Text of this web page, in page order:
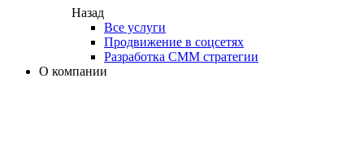
Назад
Все услуги
Продвижение в соцсетях
Разработка СММ стратегии
О компании